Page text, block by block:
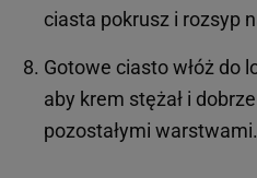
ciasta pokrusz i rozsyp
Gotowe ciasto włóż do
aby krem stężał i dobrze
pozostałymi warstwami.